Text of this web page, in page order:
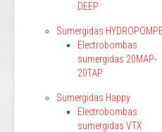
DEEP
Sumergidas
Electrobombas
sumergidas 20MAP-
20TAP
Sumergidas Happy
Electrobombas
sumergidas VTX